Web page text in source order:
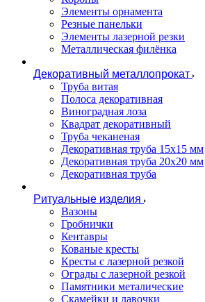
Элементы орнамента
Резные панельки
Элементы лазерной резки
Металлическая филёнка
Декоративный металлопрокат
Труба витая
Полоса декоративная
Виноградная лоза
Квадрат декоративный
Труба чеканеная
Декоративная труба 15х15 мм
Декоративная труба 20х20 мм
Декоративная труба
Ритуальные изделия
Вазоны
Гробнички
Кентавры
Кованые кресты
Кресты с лазерной резкой
Ограды с лазерной резкой
Памятники металические
Скамейки и лавочки